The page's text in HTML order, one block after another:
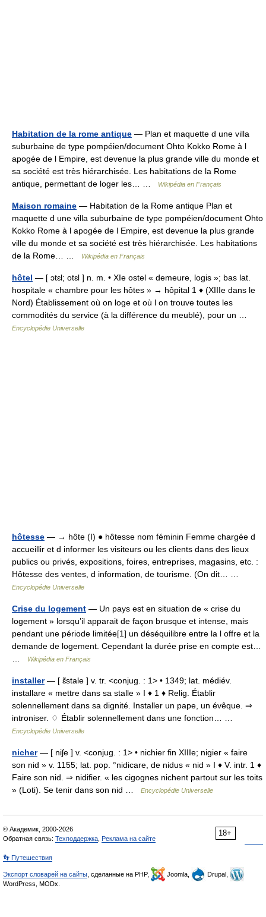
Habitation de la rome antique — Plan et maquette d une villa
suburbaine de type pompéien/document Ohto Kokko Rome à l
apogée de l Empire, est devenue la plus grande ville du monde et
sa société est très hiérarchisée. Les habitations de la Rome
antique, permettant de loger les… …
Wikipédia en Français
Maison romaine — Habitation de la Rome antique Plan et
maquette d une villa suburbaine de type pompéien/document Ohto
Kokko Rome à l apogée de l Empire, est devenue la plus grande
ville du monde et sa société est très hiérarchisée. Les habitations
de la Rome… …
Wikipédia en Français
hôtel — [ ɔtɛl; otɛl ] n. m. • XIe ostel « demeure, logis »; bas lat.
hospitale « chambre pour les hôtes » → hôpital 1 ♦ (XIIIe dans le
Nord) Établissement où on loge et où l on trouve toutes les
commodités du service (à la différence du meublé), pour un …
Encyclopédie Universelle
hôtesse — → hôte (I) ● hôtesse nom féminin Femme chargée d
accueillir et d informer les visiteurs ou les clients dans des lieux
publics ou privés, expositions, foires, entreprises, magasins, etc. :
Hôtesse des ventes, d information, de tourisme. (On dit… …
Encyclopédie Universelle
Crise du logement — Un pays est en situation de « crise du
logement » lorsqu’il apparait de façon brusque et intense, mais
pendant une période limitée[1] un déséquilibre entre la l offre et la
demande de logement. Cependant la durée prise en compte est…
Wikipédia en Français
installer— [ ɛ̃stale ] v. tr. <conjug. : 1> • 1349; lat. médiév.
installare « mettre dans sa stalle » I ♦ 1 ♦ Relig. Établir
solennellement dans sa dignité. Installer un pape, un évêque. ⇒
introniser. ♢ Établir solennellement dans une fonction… …
Encyclopédie Universelle
nicher— [ niʃe ] v. <conjug. : 1> • nichier fin XIIIe; nigier « faire
son nid » v. 1155; lat. pop. °nidicare, de nidus « nid » I ♦ V. intr. 1 ♦
Faire son nid. ⇒ nidifier. « les cigognes nichent partout sur les toits
» (Loti). Se tenir dans son nid …
Encyclopédie Universelle
18+
© Академик, 2000-2026
Обратная связь: Техподдержка Реклама на сайте
👣 Путешествия
Экспорт словарей на сайты , сделанные на PHP, Joomla,
Drupal,
WordPress, MODx.